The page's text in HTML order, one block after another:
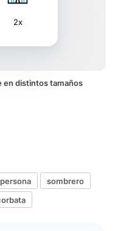
2x
en distintos tamaños
persona
sombrero